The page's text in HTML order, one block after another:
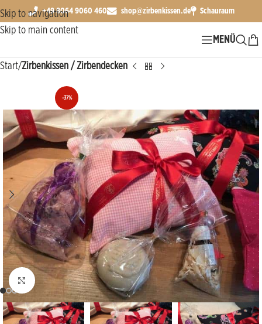
Skip to navigation
Skip to main content
+49 8064 9060 460 shop@zirbenkissen.de Schauraum
MENÜ
Start Zirbenkissen / Zirbendecken
-37%
Bild vergrößern